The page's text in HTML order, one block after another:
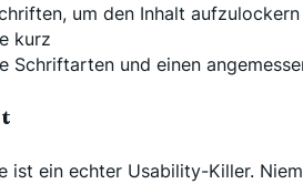
um den Inhalt aufzulockern
kurz
Schriftarten und einen
ist ein echter Usability-Killer.